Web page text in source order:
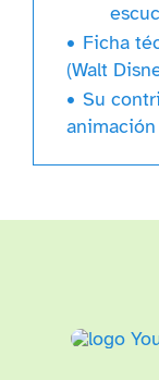
Ficha
(Walt
Su
animación